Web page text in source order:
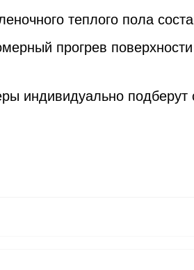
теплого пола
прогрев
индивидуально подберут